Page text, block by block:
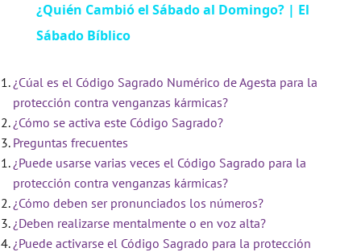
y
V
i
d
¿Quién Cambió el Sábado al Domingo? | El
Sábado Bíblico
¿Cúal es el Código Sagrado Numérico de Agesta para la
protección contra venganzas kármicas?
¿Cómo se activa este Código Sagrado?
Preguntas frecuentes
¿Puede usarse varias veces el Código Sagrado para la
protección contra venganzas kármicas?
¿Cómo deben ser pronunciados los números?
¿Deben realizarse mentalmente o en voz alta?
¿Puede activarse el Código Sagrado para la protección